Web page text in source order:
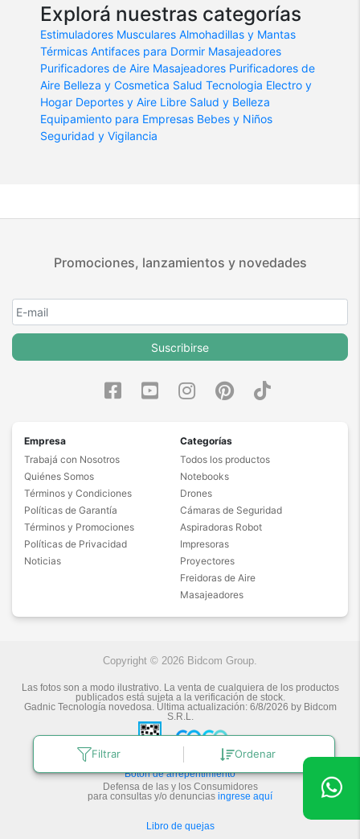
Filtrar Ordenar
Explorá nuestras categorías
Estimuladores Musculares Almohadillas y Mantas
Térmicas Antifaces para Dormir Masajeadores
Purificadores de Aire Masajeadores Purificadores de
Aire Belleza y Cosmetica Salud Tecnologia Electro y
Hogar Deportes y Aire Libre Salud y Belleza
Equipamiento para Empresas Bebes y Niños
Seguridad y Vigilancia
Promociones, lanzamientos y novedades
Suscribirse
Empresa
Trabajá con Nosotros
Quiénes Somos
Términos y Condiciones
Políticas de Garantía
Términos y Promociones
Políticas de Privacidad
Noticias
Categorías
Todos los productos
Notebooks
Drones
Cámaras de Seguridad
Aspiradoras Robot
Impresoras
Proyectores
Freidoras de Aire
Masajeadores
Copyright © 2026 Bidcom Group.
Las fotos son a modo ilustrativo. La venta de cualquiera de los productos
publicados está sujeta a la verificación de stock.
Gadnic Tecnología novedosa. Última actualización: 6/8/2026 by Bidcom
S.R.L.
Botón de arrepentimiento
Defensa de las y los Consumidores
para consultas y/o denuncias ingrese aquí
Libro de quejas